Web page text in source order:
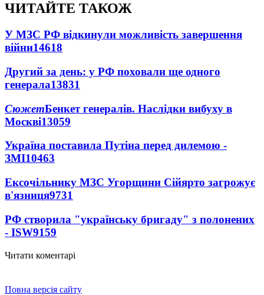
ЧИТАЙТЕ ТАКОЖ
У МЗС РФ відкинули можливість завершення
війни14618
Другий за день: у РФ поховали ще одного
генерала13831
СюжетБенкет генералів. Наслідки вибуху в
Москві13059
Україна поставила Путіна перед дилемою -
ЗМІ10463
Ексочільнику МЗС Угорщини Сійярто загрожує
в'язниця9731
РФ створила "українську бригаду" з полонених
- ISW9159
Читати коментарі
Повна версія сайту